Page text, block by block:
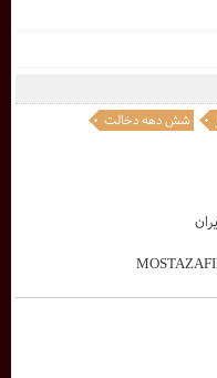
شش دهه دخالت